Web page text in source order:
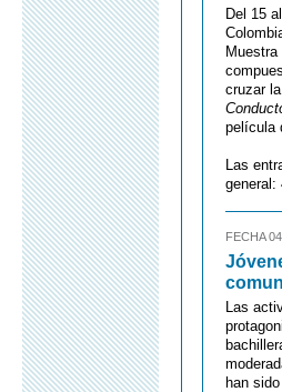
Del 15
cruzar
película
Las
general:
FECHA
Las
han